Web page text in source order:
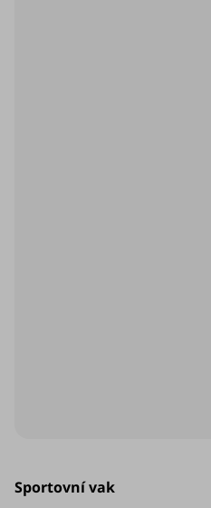
Sportovní vak
produktu